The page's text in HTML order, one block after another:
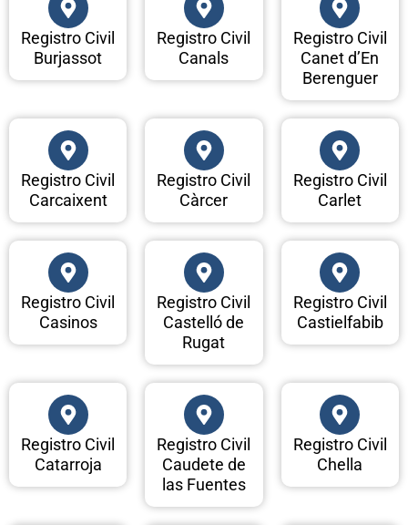
Registro Civil
Burjassot
Registro Civil
Canals
Registro Civil
Canet d’En
Berenguer
Registro Civil
Carcaixent
Registro Civil
Càrcer
Registro Civil
Carlet
Registro Civil
Casinos
Registro Civil
Castelló de
Rugat
Registro Civil
Castielfabib
Registro Civil
Catarroja
Registro Civil
Caudete de
las Fuentes
Registro Civil
Chella